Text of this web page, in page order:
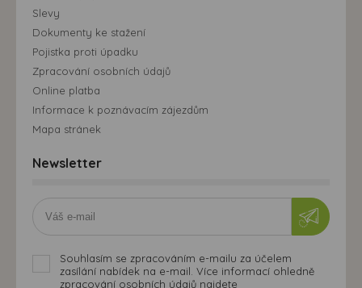
Slevy
Dokumenty ke stažení
Pojistka proti úpadku
Zpracování osobních údajů
Online platba
Informace k poznávacím zájezdům
Mapa stránek
Newsletter
Souhlasím se zpracováním e-mailu za účelem
zasílání nabídek na e-mail. Více informací ohledně
zpracování osobních údajů najdete